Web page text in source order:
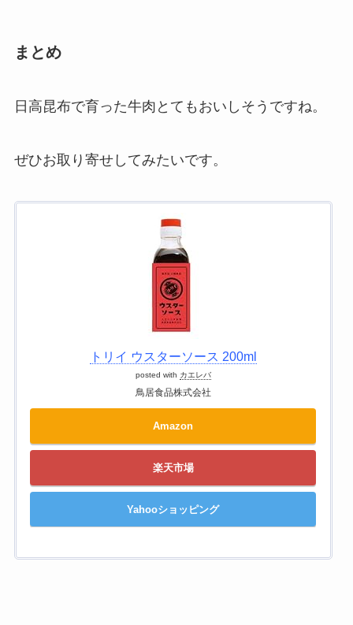
まとめ
日高昆布で育った牛肉とてもおいしそうですね。
ぜひお取り寄せしてみたいです。
トリイ ウスターソース 200ml
posted with カエレバ
鳥居食品株式会社
Amazon
楽天市場
Yahooショッピング